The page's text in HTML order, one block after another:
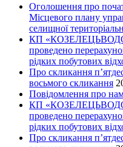
Оголошення про
Місцевого плану
селищної
КП
проведено
рідких побутових
Про скликання
восьмого скликання
Повідомлення про
КП
проведено
рідких побутових
Про скликання